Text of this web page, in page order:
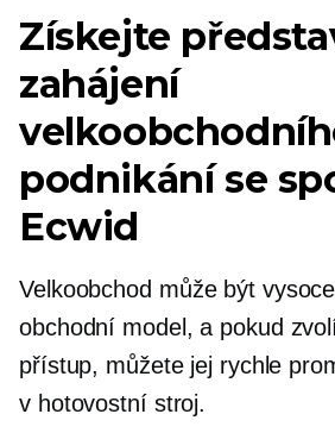
Získejte
zahájení
podnikání se
Ecwid
Velkoobchod může být
obchodní model, a pokud
přístup, můžete jej rychle
v hotovostnístroj.